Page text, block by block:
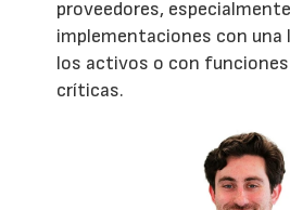
proveedores,
implementaciones con una
los activos o con
críticas.